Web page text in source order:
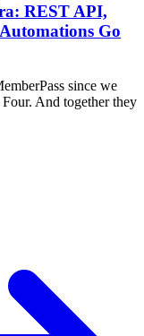
REST API,
Go
since we
And together they